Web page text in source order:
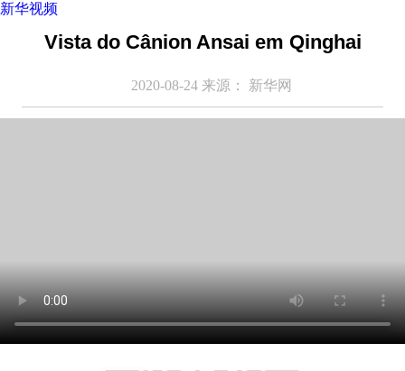
新华视频
Vista do Cânion Ansai em Qinghai
2020-08-24 来源： 新华网